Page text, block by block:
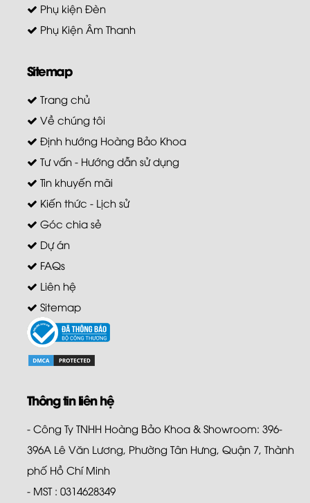
Phụ kiện Đèn
Phụ Kiện Âm Thanh
Sitemap
Trang chủ
Về chúng tôi
Định hướng Hoàng Bảo Khoa
Tư vấn - Hướng dẫn sử dụng
Tin khuyến mãi
Kiến thức - Lịch sử
Góc chia sẻ
Dự án
FAQs
Liên hệ
Sitemap
Thông tin liên hệ
- Công Ty TNHH Hoàng Bảo Khoa & Showroom: 396-
396A Lê Văn Lương, Phường Tân Hưng, Quận 7, Thành
phố Hồ Chí Minh
- MST : 0314628349